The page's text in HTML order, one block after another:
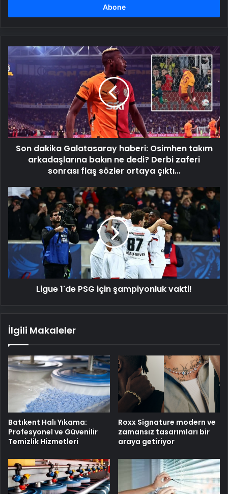
Son
dakika
Galatasaray
Osimhen
takım
arkadaşlarına
bakın
ne
dedi?
flaş
sözler
ortaya
çıktı...
Son dakika Galatasaray haberi: Osimhen takım
arkadaşlarına bakın ne dedi? Derbi zaferi
sonrası flaş sözler ortaya çıktı...
Ligue
1'de
PSG
şampiyonluk
vakti!
Ligue 1'de PSG için şampiyonluk vakti!
İlgili Makaleler
Batıkent Halı Yıkama:
Profesyonel ve Güvenilir
Temizlik Hizmetleri
Roxx Signature modern ve
zamansız tasarımları bir
araya getiriyor